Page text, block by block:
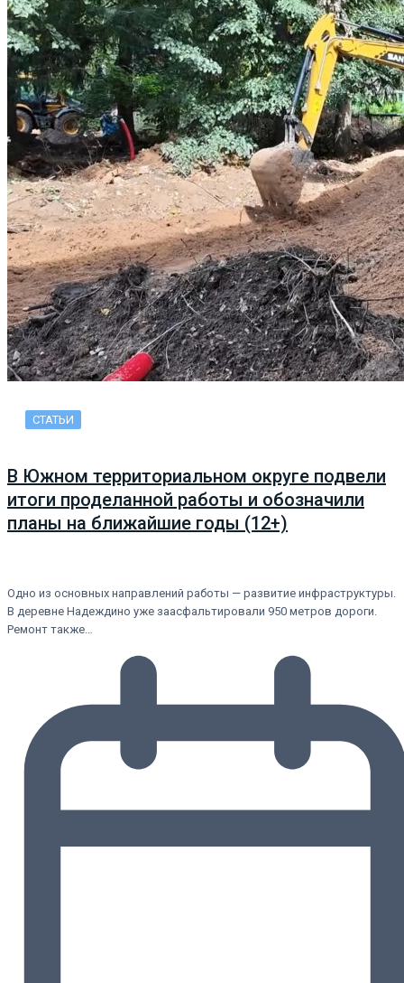
СТАТЬИ
В Южном территориальном округе подвели
итоги проделанной работы и обозначили
планы на ближайшие годы (12+)
Одно из основных направлений работы — развитие инфраструктуры.
В деревне Надеждино уже заасфальтировали 950 метров дороги.
Ремонт также…